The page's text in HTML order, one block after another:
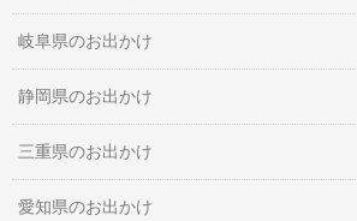
岐阜県のお出かけ
静岡県のお出かけ
三重県のお出かけ
愛知県のお出かけ